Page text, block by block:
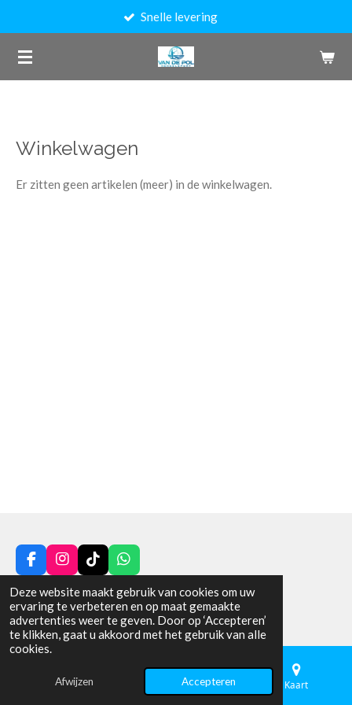
Deze website maakt gebruik van cookies om uw
ervaring te verbeteren en op maat gemaakte
advertenties weer te geven. Door op ‘Accepteren’
te klikken, gaat u akkoord met het gebruik van alle
cookies.
Afwijzen Accepteren
naar
de
Snelle levering
Winkelwagen
Er zitten geen artikelen (meer) in de winkelwagen.
F
a
c
e
b
o
o
I
n
s
t
a
g
m
T
i
k
T
o
k
W
h
a
t
s
A
© 2025 - 2026 VAN DE POL HENGELSPORT
Powered byJouwWeb
E-mailadres Telefoonnummer Kaart